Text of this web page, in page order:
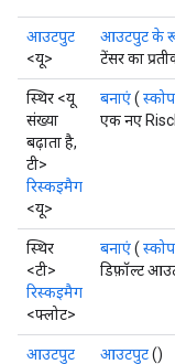
आउटपुट
<यू>
आउटपुट के
टेंसर का
स्थिर <यू
संख्या
बढ़ाता है,
टी>
रिस्कइमैग
<यू>
बनाएं( स्कोप
एक नए
स्थिर
<टी>
रिस्कइमैग
<फ्लोट>
बनाएं( स्कोप
डिफ़ॉल्ट
आउटपुट
आउटपुट()